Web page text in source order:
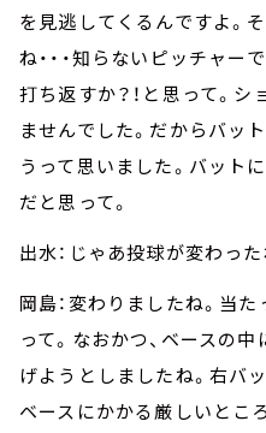
を見逃してくるんですよ。
ね・・・知らないピッチャー
打ち返すか？！と思って。
ませんでした。だからバッ
うって思いました。バット
だと思って。
出水：じゃあ投球が変わった
岡島：変わりましたね。当
って。なおかつ、ベースの
げようとしましたね。右バ
ベースにかかる厳しいとこ